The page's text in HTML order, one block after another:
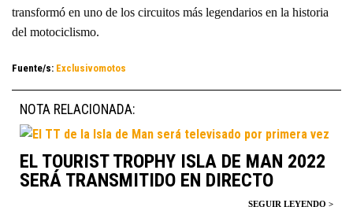
transformó en uno de los circuitos más legendarios en la historia
del motociclismo.
Fuente/s: Exclusivomotos
NOTA RELACIONADA:
EL TOURIST TROPHY ISLA DE MAN 2022
SERÁ TRANSMITIDO EN DIRECTO